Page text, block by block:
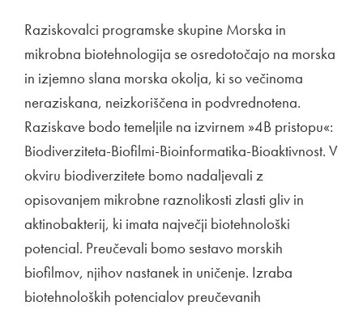
Raziskovalci programske skupine Morska in
mikrobna biotehnologija se osredotočajo na morska
in izjemno slana morska okolja, ki so večinoma
neraziskana, neizkoriščena in podvrednotena.
Raziskave bodo temeljile na izvirnem »4B pristopu«:
Biodiverziteta-Biofilmi-Bioinformatika-Bioaktivnost. V
okviru biodiverzitete bomo nadaljevali z
opisovanjem mikrobne raznolikosti zlasti gliv in
aktinobakterij, ki imata največji biotehnološki
potencial. Preučevali bomo sestavo morskih
biofilmov, njihov nastanek in uničenje. Izraba
biotehnoloških potencialov preučevanih